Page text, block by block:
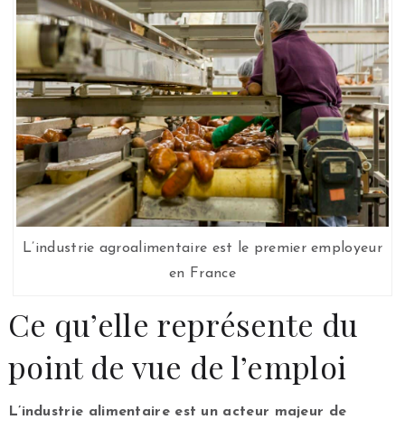
L’industrie agroalimentaire est le premier employeur
en France
Ce qu’elle représente du
point de vue de l’emploi
L’industrie alimentaire est un acteur majeur de